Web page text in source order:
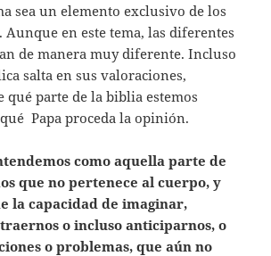
sea un elemento exclusivo de los
Aunque en este tema, las diferentes
de manera muy diferente. Incluso
salta en sus valoraciones,
qué parte de la biblia estemos
Papa proceda la opinión.
como aquella parte de
que no pertenece al cuerpo, y
la capacidad de imaginar,
o incluso anticiparnos, o
o problemas, que aún no